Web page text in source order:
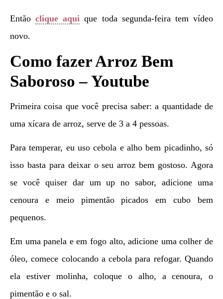
Entãoclique aqui que toda segunda-feira tem vídeo
novo.
Como fazer Arroz Bem
Saboroso – Youtube
Primeira coisa que você precisa saber: a quantidade de
uma xícara de arroz, serve de 3 a 4 pessoas.
Para temperar, eu uso cebola e alho bem picadinho, só
isso basta para deixar o seu arroz bem gostoso. Agora
se você quiser dar um up no sabor, adicione uma
cenoura e meio pimentão picados em cubo bem
pequenos.
Em uma panela e em fogo alto, adicione uma colher de
óleo, comece colocando a cebola para refogar. Quando
ela estiver molinha, coloque o alho, a cenoura, o
pimentão e o sal.